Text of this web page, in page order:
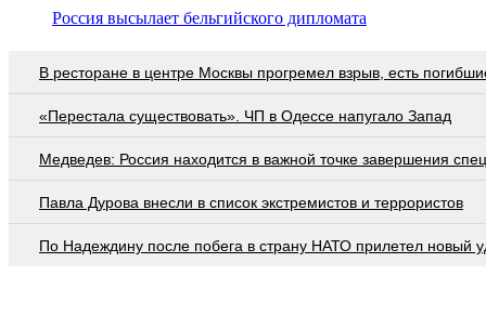
Россия высылает бельгийского дипломата
В ресторане в центре Москвы прогремел взрыв, есть
«Перестала существовать». ЧП в Одессе напугало Запад
Медведев: Россия находится в важной точке завершения
Павла Дурова внесли в список экстремистов и террористов
По Надеждину после побега в страну НАТО прилетел новый